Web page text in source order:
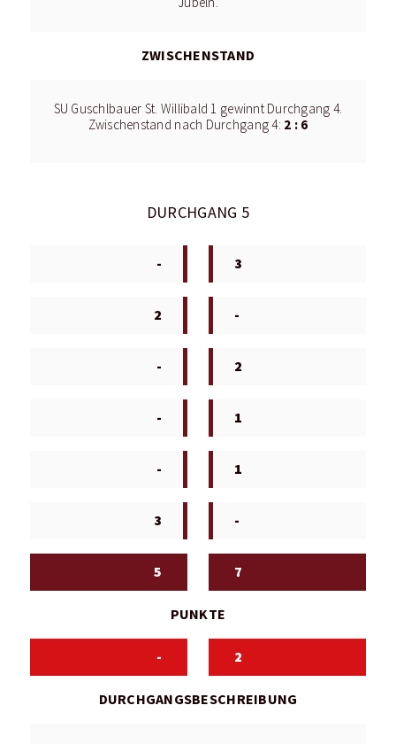
ZWISCHENSTAND
SU Guschlbauer St. Willibald 1 gewinnt Durchgang 4.
Zwischenstand nach Durchgang 4: 2 : 6
DURCHGANG 5
- 3
2 -
- 2
- 1
- 1
3 -
5 7
PUNKTE
- 2
DURCHGANGSBESCHREIBUNG